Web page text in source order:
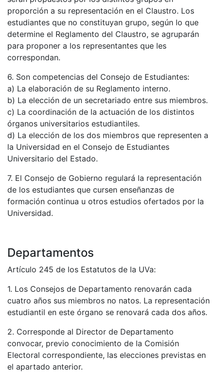
proporción a su representación en el Claustro. Los
estudiantes que no constituyan grupo, según lo que
determine el Reglamento del Claustro, se agruparán
para proponer a los representantes que les
correspondan.
6. Son competencias del Consejo de Estudiantes:
a) La elaboración de su Reglamento interno.
b) La elección de un secretariado entre sus miembros.
c) La coordinación de la actuación de los distintos
órganos universitarios estudiantiles.
d) La elección de los dos miembros que representen a
la Universidad en el Consejo de Estudiantes
Universitario del Estado.
7. El Consejo de Gobierno regulará la representación
de los estudiantes que cursen enseñanzas de
formación continua u otros estudios ofertados por la
Universidad.
Departamentos
Artículo 245 de los Estatutos de la UVa:
1. Los Consejos de Departamento renovarán cada
cuatro años sus miembros no natos. La representación
estudiantil en este órgano se renovará cada dos años.
2. Corresponde al Director de Departamento
convocar, previo conocimiento de la Comisión
Electoral correspondiente, las elecciones previstas en
el apartado anterior.